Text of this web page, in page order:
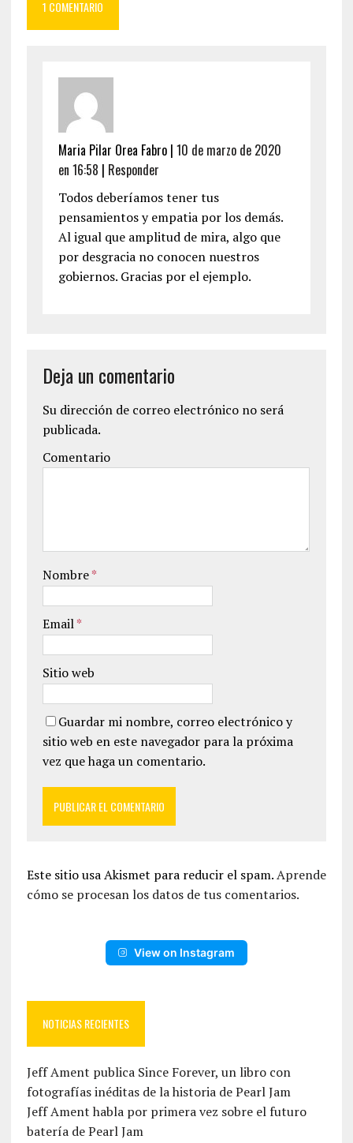
1 COMENTARIO
Maria Pilar Orea Fabro| 10 de marzo de 2020
en 16:58 | Responder
Todos deberíamos tener tus
pensamientos y empatia por los demás.
Al igual que amplitud de mira, algo que
por desgracia no conocen nuestros
gobiernos. Gracias por el ejemplo.
Deja un comentario
Su dirección de correo electrónico no será
publicada.
Comentario
Nombre*
Email*
Sitio web
Guardar mi nombre, correo electrónico y
sitio web en este navegador para la próxima
vez que haga un comentario.
Este sitio usa Akismet para reducir el spam.Aprende
cómo se procesan los datos de tus comentarios.
View on Instagram
NOTICIAS RECIENTES
Jeff Ament publica Since Forever, un libro con
fotografías inéditas de la historia de Pearl Jam
Jeff Ament habla por primera vez sobre el futuro
batería de Pearl Jam